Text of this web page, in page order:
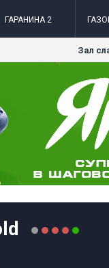
ГАРАНИНА 2
Зал